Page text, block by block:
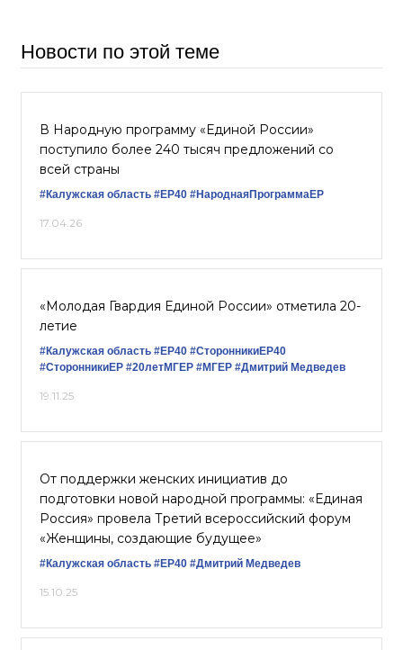
Новости по этой теме
В Народную программу «Единой России»
поступило более 240 тысяч предложений со
всей страны
#Калужская область #ЕР40 #НароднаяПрограммаЕР
17.04.26
«Молодая Гвардия Единой России» отметила 20-
летие
#Калужская область #ЕР40 #СторонникиЕР40
#СторонникиЕР #20летМГЕР #‎МГЕР‬ #Дмитрий Медведев
19.11.25
От поддержки женских инициатив до
подготовки новой народной программы: «Единая
Россия» провела Третий всероссийский форум
«Женщины, создающие будущее»
#Калужская область #ЕР40 #Дмитрий Медведев
15.10.25